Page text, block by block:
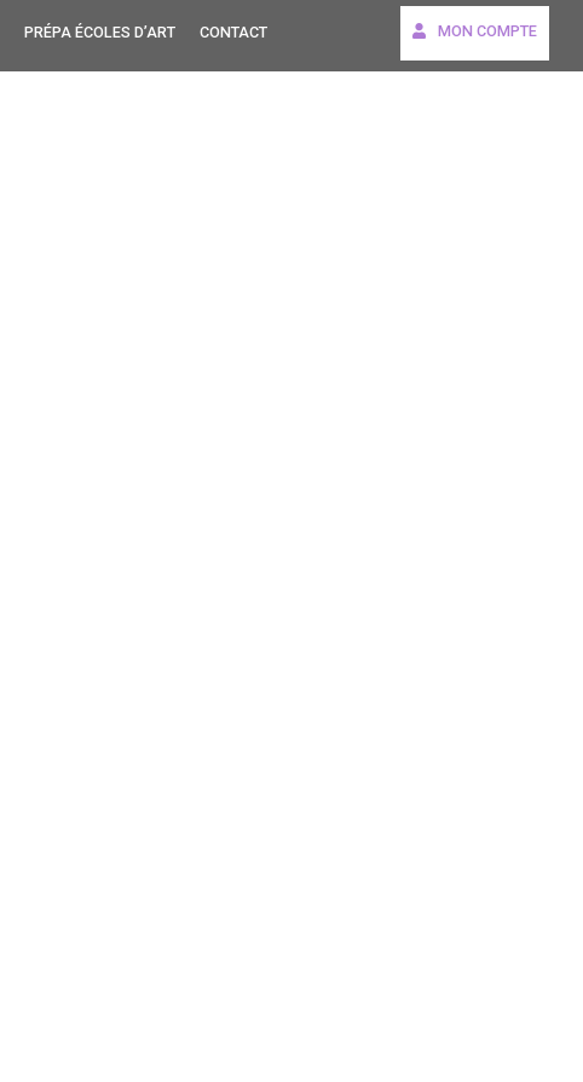
PRÉPA ÉCOLES D’ART CONTACT MON COMPTE